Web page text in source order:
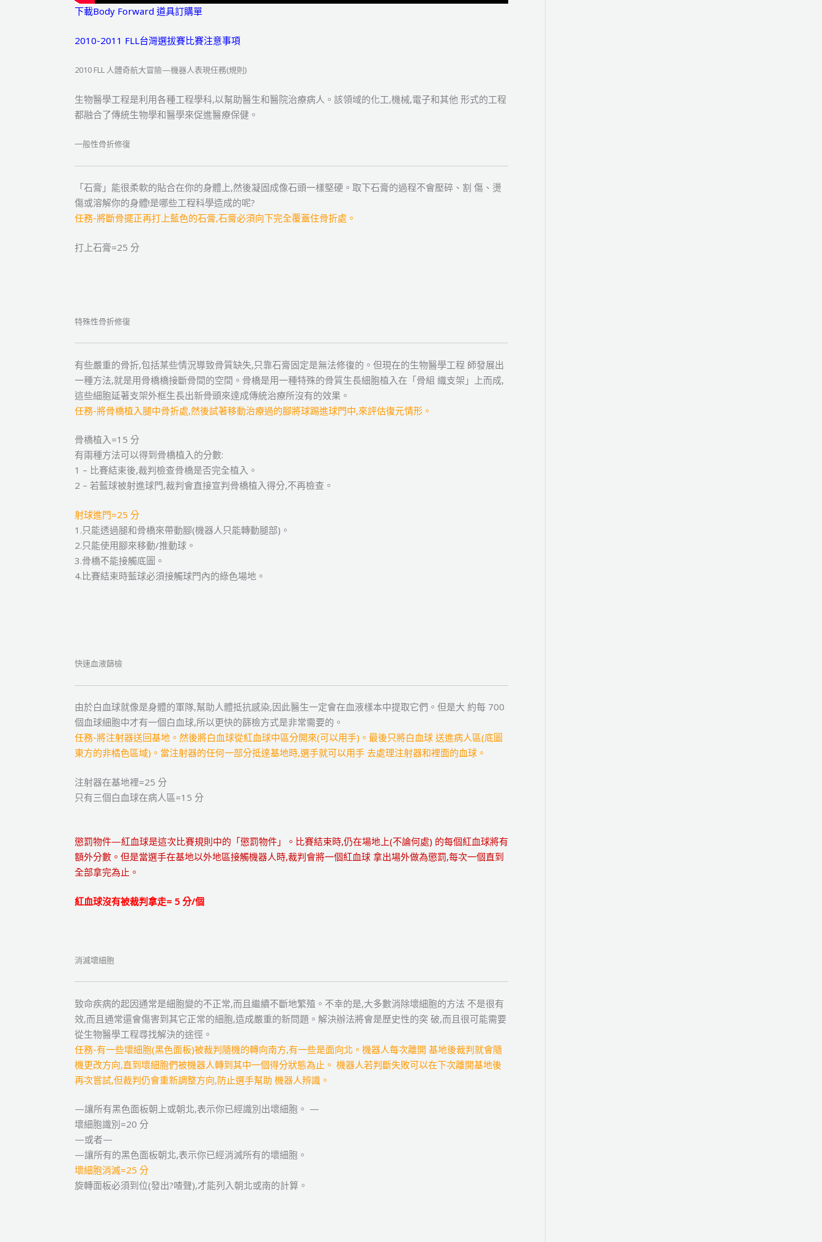
下載Body Forward 道具訂購單
2010-2011 FLL台灣選拔賽比賽注意事項
2010 FLL 人體奇航大冒險—機器人表現任務(規則)
生物醫學工程是利用各種工程學科,以幫助醫生和醫院治療病人。該領域的化工,機械,電子和其他 形式的工程
都融合了傳統生物學和醫學來促進醫療保健。
一般性骨折修復
「石膏」能很柔軟的貼合在你的身體上,然後凝固成像石頭一樣堅硬。取下石膏的過程不會壓碎、割 傷、燙
傷或溶解你的身體!是哪些工程科學造成的呢?
任務-將斷骨擺正再打上藍色的石膏,石膏必須向下完全覆蓋住骨折處。
打上石膏=25 分
特殊性骨折修復
有些嚴重的骨折,包括某些情況導致骨質缺失,只靠石膏固定是無法修復的。但現在的生物醫學工程 師發展出
一種方法,就是用骨橋橋接斷骨間的空間。骨橋是用一種特殊的骨質生長細胞植入在「骨組 織支架」上而成,
這些細胞延著支架外框生長出新骨頭來達成傳統治療所沒有的效果。
任務-將骨橋植入腿中骨折處,然後試著移動治療過的腳將球踢進球門中,來評估復元情形。
骨橋植入=15 分
有兩種方法可以得到骨橋植入的分數:
1 – 比賽結束後,裁判檢查骨橋是否完全植入。
2 – 若藍球被射進球門,裁判會直接宣判骨橋植入得分,不再檢查。
射球進門=25 分
1.只能透過腿和骨橋來帶動腳(機器人只能轉動腿部)。
2.只能使用腳來移動/推動球。
3.骨橋不能接觸底圖。
4.比賽結束時藍球必須接觸球門內的綠色場地。
快速血液篩檢
由於白血球就像是身體的軍隊,幫助人體抵抗感染,因此醫生一定會在血液樣本中提取它們。但是大 約每 700
個血球細胞中才有一個白血球,所以更快的篩檢方式是非常需要的。
任務-將注射器送回基地。然後將白血球從紅血球中區分開來(可以用手)。最後只將白血球 送進病人區(底圖
東方的非橘色區域)。當注射器的任何一部分抵達基地時,選手就可以用手 去處理注射器和裡面的血球。
注射器在基地裡=25 分
只有三個白血球在病人區=15 分
懲罰物件—紅血球是這次比賽規則中的「懲罰物件」。比賽結束時,仍在場地上(不論何處) 的每個紅血球將有
額外分數。但是當選手在基地以外地區接觸機器人時,裁判會將一個紅血球 拿出場外做為懲罰,每次一個直到
全部拿完為止。
紅血球沒有被裁判拿走= 5 分/個
消滅壞細胞
致命疾病的起因通常是細胞變的不正常,而且繼續不斷地繁殖。不幸的是,大多數消除壞細胞的方法 不是很有
效,而且通常還會傷害到其它正常的細胞,造成嚴重的新問題。解決辦法將會是歷史性的突 破,而且很可能需要
從生物醫學工程尋找解決的途徑。
任務-有一些壞細胞(黑色面板)被裁判隨機的轉向南方,有一些是面向北。機器人每次離開 基地後裁判就會隨
機更改方向,直到壞細胞們被機器人轉到其中一個得分狀態為止。 機器人若判斷失敗可以在下次離開基地後
再次嘗試,但裁判仍會重新調整方向,防止選手幫助 機器人辨識。
—讓所有黑色面板朝上或朝北,表示你已經識別出壞細胞。 —
壞細胞識別=20 分
—或者—
—讓所有的黑色面板朝北,表示你已經消滅所有的壞細胞。
壞細胞消滅=25 分
旋轉面板必須到位(發出?喳聲),才能列入朝北或南的計算。